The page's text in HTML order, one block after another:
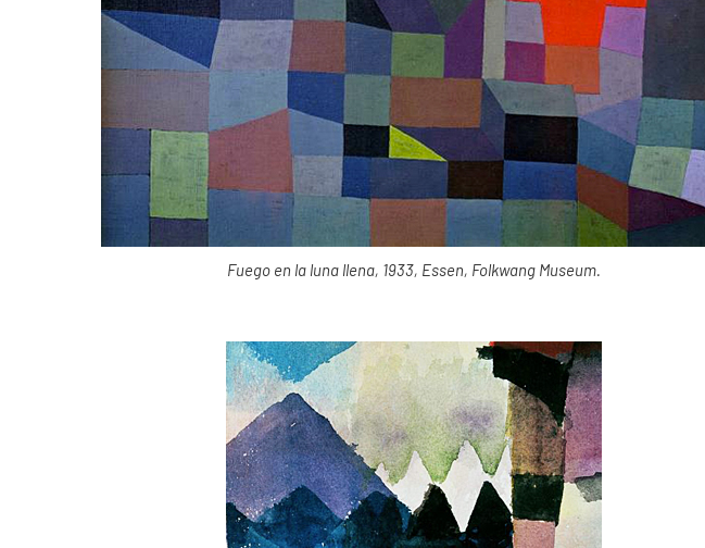
Fuego en la luna llena, 1933, Essen, Folkwang Museum.